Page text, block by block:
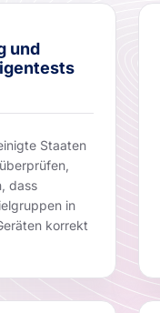
und
Staaten
dass
in
korrekt